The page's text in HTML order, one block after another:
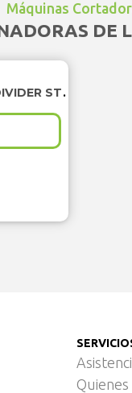
Máquinas
DE
Rebanadora de láminas DIVIDER STARTUP
Quienes